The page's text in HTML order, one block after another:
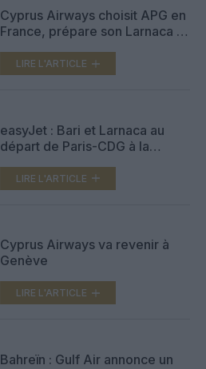
Cyprus Airways choisit APG en
France, prépare son Larnaca –
LIRE L'ARTICLE
easyJet : Bari et Larnaca au
départ de Paris-CDG à la
LIRE L'ARTICLE
Cyprus Airways va revenir à
Genève
LIRE L'ARTICLE
Bahreïn : Gulf Air annonce un